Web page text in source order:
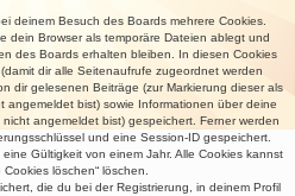
deinem Besuch des Boards mehrere Cookies.
dein Browser als temporäre Dateien ablegt und
des Boards erhalten bleiben. In diesen Cookies
dir alle Seitenaufrufe zugeordnet werden
dir gelesenen Beiträge (zur Markierung dieser als
angemeldet bist) sowie Informationen über deine
angemeldet bist) gespeichert. Ferner werden
und eine Session-ID gespeichert.
Gültigkeit von einem Jahr. Alle Cookies kannst
löschen“ löschen.
die du bei der Registrierung, in deinem Profil